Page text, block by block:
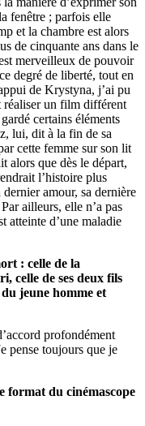
fenêtre ; parfois elle
et la chambre est alors
de cinquante ans dans le
merveilleux de pouvoir
degré de liberté, tout en
de Krystyna, j’ai pu
réaliser un film différent
certains éléments
lui, dit à la fin de sa
cette femme sur son lit
alors que dès le départ,
l’histoire plus
amour, sa dernière
ailleurs, elle n’a pas
atteinte d’une maladie
: celle de la
celle de ses deux fils
jeune homme et
profondément
pense toujours que je
format du cinémascope